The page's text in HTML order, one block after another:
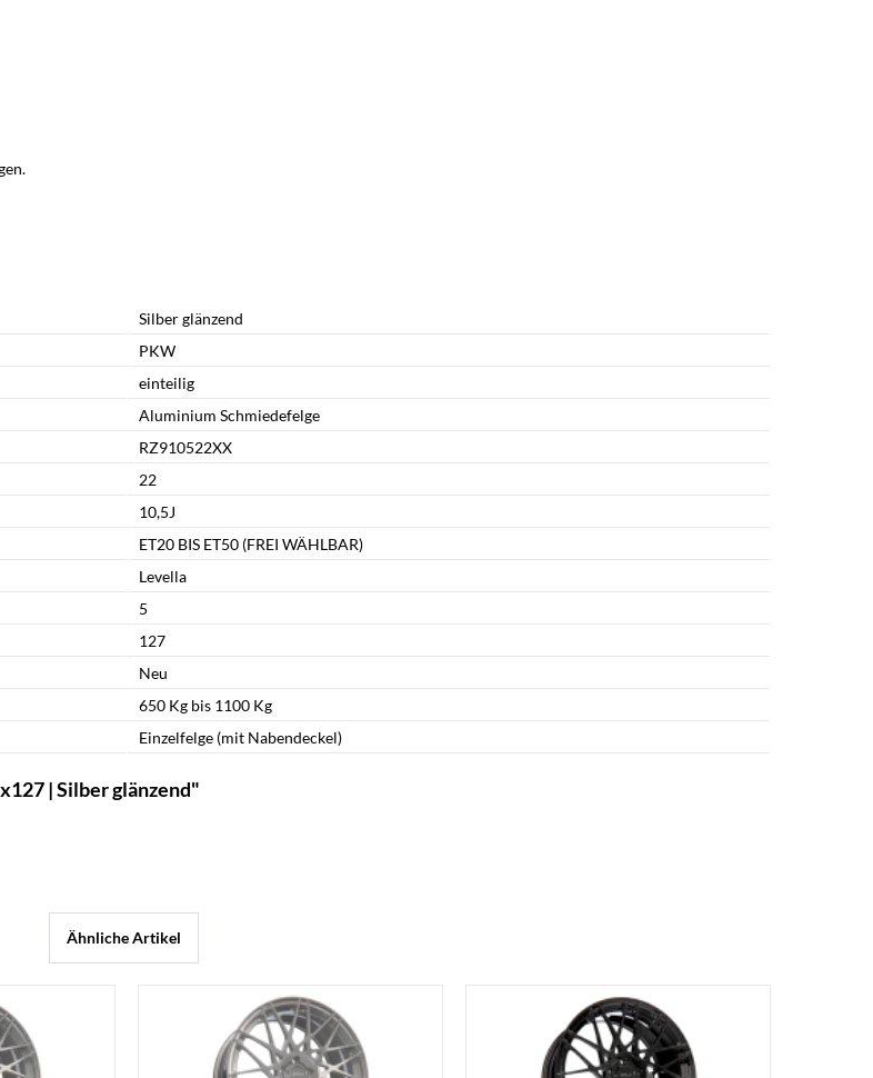
Silber glänzend
PKW
einteilig
Aluminium Schmiedefelge
RZ910522XX
22
10,5J
ET20 BIS ET50 (FREI WÄHLBAR)
Levella
5
127
Neu
650 Kg bis 1100 Kg
Einzelfelge (mit Nabendeckel)
| Silber glänzend"
Ähnliche Artikel